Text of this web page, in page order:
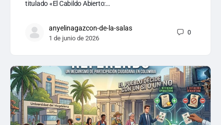
titulado «El Cabildo Abierto:…
anyelinagazcon-de-la-salas
1 de junio de 2026
0